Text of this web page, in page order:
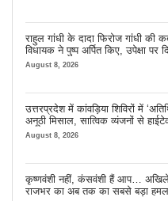
राहुल गांधी के दादा फिरोज गांधी की
विधायक ने पुष्प अर्पित किए, उपेक्षा पर
August 8, 2026
उत्तरप्रदेश में कांवड़िया शिविरों में
अनूठी मिसाल, सात्विक व्यंजनों से
इंतजाम
August 8, 2026
कृष्णवंशी नहीं, कंसवंशी हैं आप…
राजभर का अब तक का सबसे बड़ा